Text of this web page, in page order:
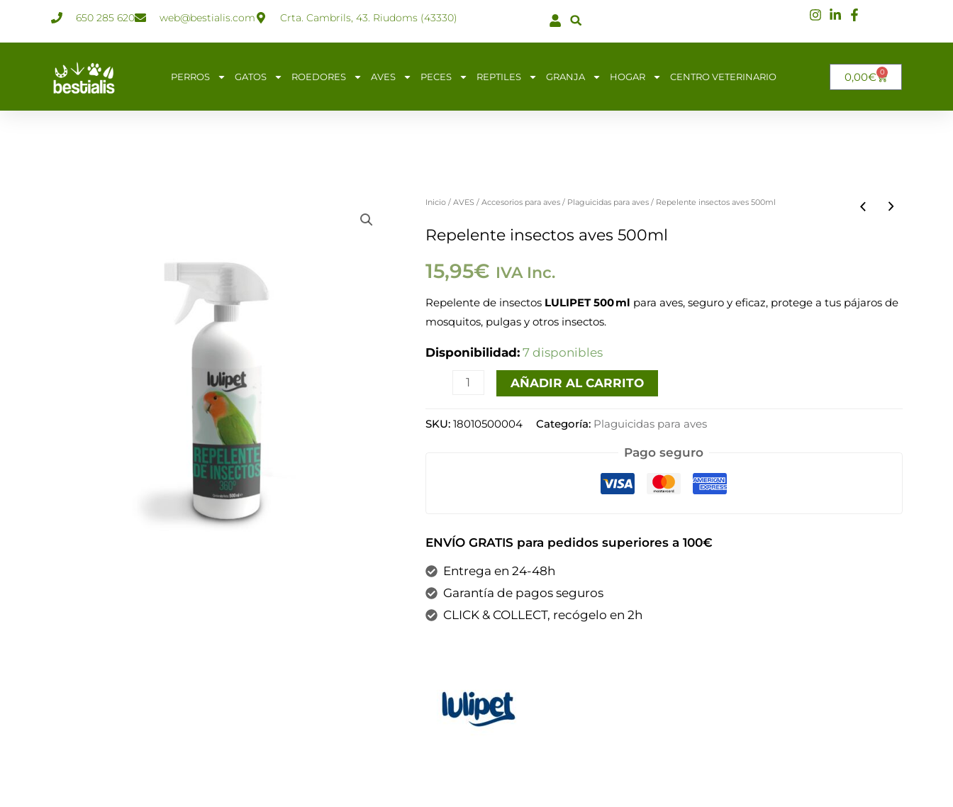
650 285 620 web@bestialis.com Crta. Cambrils, 43. Riudoms (43330)
PERROS GATOS ROEDORES AVES PECES REPTILES GRANJA HOGAR CENTRO VETERINARIO 0,00€ 0
CARRITO
Inicio/ AVES / Accesorios para aves/ Plaguicidas para aves/ Repelente insectos aves 500ml
Repelente insectos aves 500ml
15,95€ IVA Inc.
Repelente de insectos LULIPET 500 ml para aves, seguro y eficaz, protege a tus pájaros de
mosquitos, pulgas y otros insectos.
Disponibilidad: 7 disponibles
Repelente
insectos
500ml
AÑADIR AL CARRITO
SKU: 18010500004 Categoría: Plaguicidas para aves
Pago seguro
ENVÍO GRATIS para pedidos superiores a 100€
Entrega en 24-48h
Garantía de pagos seguros
CLICK & COLLECT, recógelo en 2h